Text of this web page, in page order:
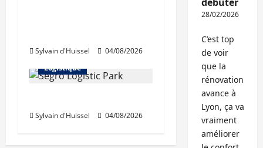
Sylvain d'Huissel 04/08/2026
Immo d'entreprise
Logistique
Sylvain d'Huissel 04/08/2026
28/02/2026
C’est top
de voir
que la
rénovation
avance à
Lyon, ça va
vraiment
améliorer